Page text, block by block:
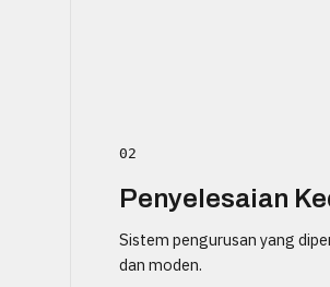
02
Penyelesaian
Sistem pengurusan yang
dan moden.